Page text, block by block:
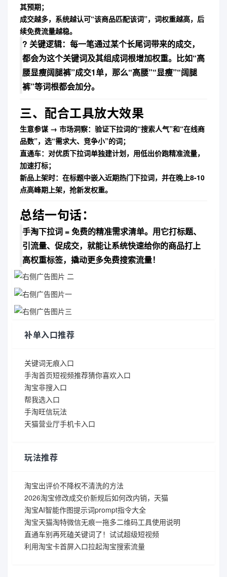
其预期；
成交越多，系统越认可“该商品匹配该词”， 词权重越高，后
续免费流量越稳。
? 关键逻辑： 每一笔通过某个长尾词带来的成交，
都会为这个关键词及其组成词根增加权重。比如“高
腰显瘦阔腿裤”成交1单，那么“高腰”“显瘦”“阔腿
裤”等词根都会加分。
三、配合工具放大效果
生意参谋 → 市场洞察：验证下拉词的“搜索人气”和“在线商
品数”，选“需求大、竞争小”的词；
直通车：对优质下拉词单独建计划，用低出价跑精准流量，
加速打标；
新品上架时：在标题中嵌入近期热门下拉词，并在晚上8-10
点高峰期上架，抢新发权重。
总结一句话：
手淘下拉词 = 免费的精准需求清单。用它打标题、
引流量、促成交，就能让系统快速给你的商品打上
高权重标签，撬动更多免费搜索流量！
补单入口推荐
关键词无痕入口
手淘首页短视频推荐猜你喜欢入口
淘宝非搜入口
帮我选入口
手淘旺信玩法
天猫营业厅手机卡入口
玩法推荐
淘宝出评价不降权不清洗的方法
2026淘宝修改成交价新规后如何改内销，天猫
淘宝AI智能作图提示词prompt指令大全
淘宝天猫淘特微信无痕一拖多二维码工具使用说明
直通车别再死磕关键词了！试试超级短视频
利用淘宝卡首屏入口拉起淘宝搜索流量